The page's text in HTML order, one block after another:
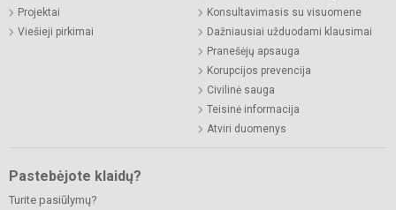
Projektai
Viešieji pirkimai
Konsultavimasis su visuomene
Dažniausiai užduodami klausimai
Pranešėjų apsauga
Korupcijos prevencija
Civilinė sauga
Teisinė informacija
Atviri duomenys
Pastebėjote klaidų?
Turite pasiūlymų?